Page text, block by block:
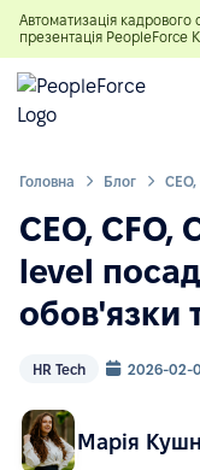
Автоматизація кадрового
презентація PeopleForce
Головна Блог
CEO, CFO,
level
обов'язки
HR Tech 2026-02-
Марія